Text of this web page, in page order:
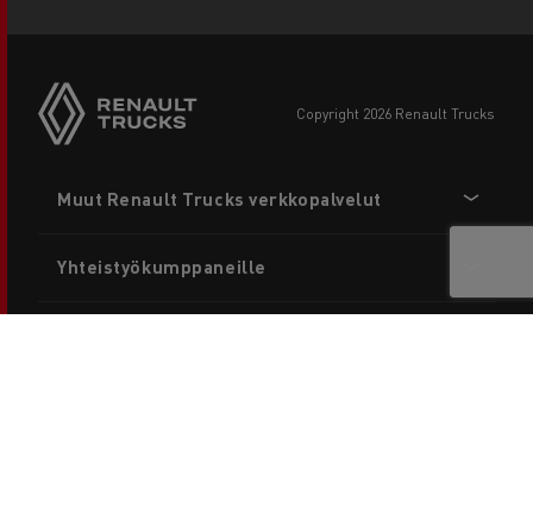
copyright 2026 Renault Trucks
menu
Muut Renault Trucks verkkopalvelut
Yhteistyökumppaneille